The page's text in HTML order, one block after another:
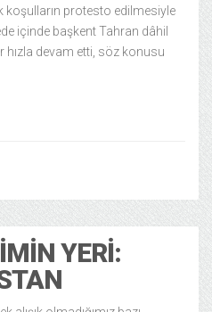
koşulların protesto edilmesiyle
içinde başkent Tahran dâhil
hızla devam etti, söz konusu
YERI: